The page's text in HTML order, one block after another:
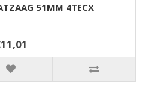
51MM 4TECX